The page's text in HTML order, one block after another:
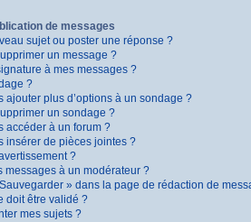
de messages
sujet ou poster une réponse ?
un message ?
à mes messages ?
?
ajouter plus d’options à un sondage ?
un sondage ?
accéder à un forum ?
insérer de pièces jointes ?
?
messages à un modérateur ?
» dans la page de rédaction de
doit être validé ?
mes sujets ?